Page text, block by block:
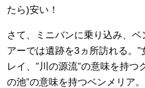
たら)安い！
さて、ミニバンに乗り込み、
アーでは遺跡を3ヵ所訪れる。
レイ、”川の源流”の意味を持
の池”の意味を持つベンメリア